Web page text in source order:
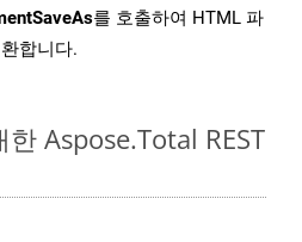
를 호출하여 HTML 파
합니다.
한 Aspose.Total REST